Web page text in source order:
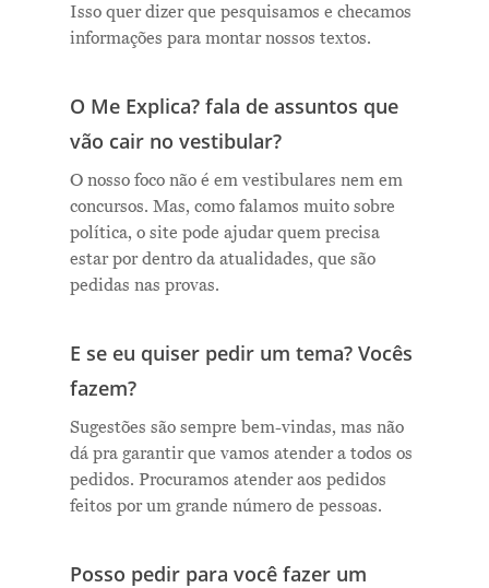
Isso quer dizer que pesquisamos e checamos
informações para montar nossos textos.
O Me Explica? fala de assuntos que
vão cair no vestibular?
O nosso foco não é em vestibulares nem em
concursos. Mas, como falamos muito sobre
política, o site pode ajudar quem precisa
estar por dentro da atualidades, que são
pedidas nas provas.
E se eu quiser pedir um tema? Vocês
fazem?
Sugestões são sempre bem-vindas, mas não
dá pra garantir que vamos atender a todos os
pedidos. Procuramos atender aos pedidos
feitos por um grande número de pessoas.
Posso pedir para você fazer um
Me Explica ?
Notícias
Newsletter